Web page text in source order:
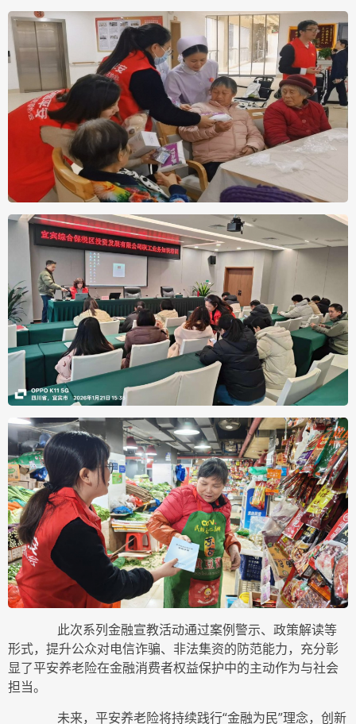
此次系列金融宣教活动通过案例警示、政策解读等
形式，提升公众对电信诈骗、非法集资的防范能力，充分彰
显了平安养老险在金融消费者权益保护中的主动作为与社会
担当。
未来，平安养老险将持续践行“金融为民”理念，创新